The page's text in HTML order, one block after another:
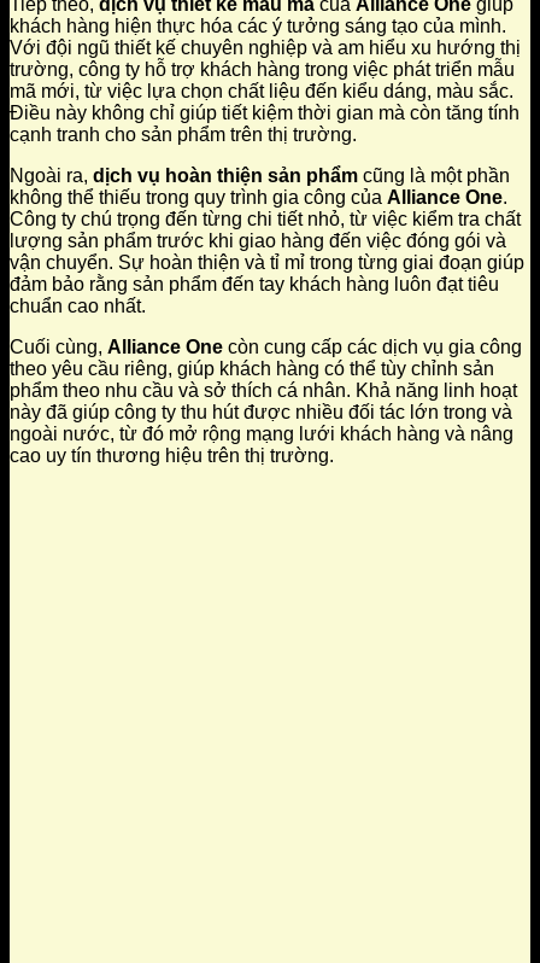
Tiếp theo, dịch vụ thiết kế mẫu mã của Alliance One giúp
khách hàng hiện thực hóa các ý tưởng sáng tạo của mình.
Với đội ngũ thiết kế chuyên nghiệp và am hiểu xu hướng thị
trường, công ty hỗ trợ khách hàng trong việc phát triển mẫu
mã mới, từ việc lựa chọn chất liệu đến kiểu dáng, màu sắc.
Điều này không chỉ giúp tiết kiệm thời gian mà còn tăng tính
cạnh tranh cho sản phẩm trên thị trường.
Ngoài ra, dịch vụ hoàn thiện sản phẩm cũng là một phần
không thể thiếu trong quy trình gia công của Alliance One.
Công ty chú trọng đến từng chi tiết nhỏ, từ việc kiểm tra chất
lượng sản phẩm trước khi giao hàng đến việc đóng gói và
vận chuyển. Sự hoàn thiện và tỉ mỉ trong từng giai đoạn giúp
đảm bảo rằng sản phẩm đến tay khách hàng luôn đạt tiêu
chuẩn cao nhất.
Cuối cùng, Alliance One còn cung cấp các dịch vụ gia công
theo yêu cầu riêng, giúp khách hàng có thể tùy chỉnh sản
phẩm theo nhu cầu và sở thích cá nhân. Khả năng linh hoạt
này đã giúp công ty thu hút được nhiều đối tác lớn trong và
ngoài nước, từ đó mở rộng mạng lưới khách hàng và nâng
cao uy tín thương hiệu trên thị trường.